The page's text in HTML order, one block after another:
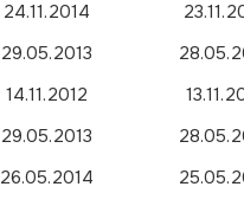
24.11.2014
29.05.2013
14.11.2012
29.05.2013
26.05.2014